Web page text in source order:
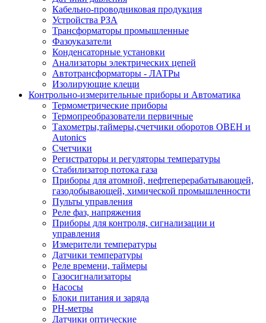
Кабельно-проводниковая продукция
Устройства РЗА
Трансформаторы промышленные
Фазоуказатели
Конденсаторные установки
Анализаторы электрических цепей
Автотрансформаторы - ЛАТРы
Изолирующие клещи
Контрольно-измерительные приборы и Автоматика
Термометрические приборы
Термопреобразователи первичные
Тахометры,таймеры,счетчики оборотов ОВЕН и
Autonics
Счетчики
Регистраторы и регуляторы температуры
Стабилизатор потока газа
Приборы для атомной, нефтеперерабатывающей,
газодобывающей, химической промышленности
Пульты управления
Реле фаз, напряжения
Приборы для контроля, сигнализации и
управления
Измерители температуры
Датчики температуры
Реле времени, таймеры
Газосигнализаторы
Насосы
Блоки питания и заряда
PH-метры
Датчики оптические